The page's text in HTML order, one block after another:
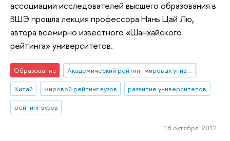
ассоциации исследователей высшего образования в
ВШЭ прошла лекция профессора Нянь Цай Лю,
автора всемирно известного «Шанхайского
рейтинга» университетов.
Образование
Академический рейтинг мировых университетов (ARWU)
Китай
мировой рейтинг вузов
развитие университетов
рейтинг вузов
18 октября 2012